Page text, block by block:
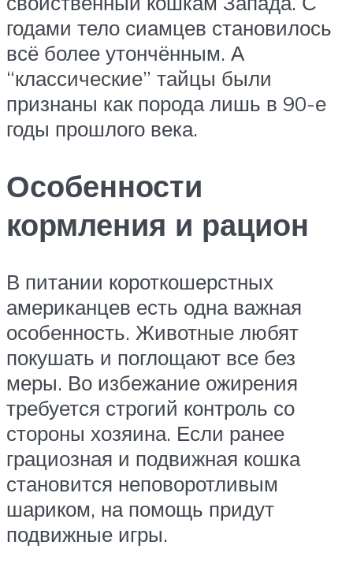
годами тело сиамцев становилось
всё более утончённым. А
“классические” тайцы были
признаны как порода лишь в 90-е
годы прошлого века.
Особенности
кормления и рацион
В питании короткошерстных
американцев есть одна важная
особенность. Животные любят
покушать и поглощают все без
меры. Во избежание ожирения
требуется строгий контроль со
стороны хозяина. Если ранее
грациозная и подвижная кошка
становится неповоротливым
шариком, на помощь придут
подвижные игры.